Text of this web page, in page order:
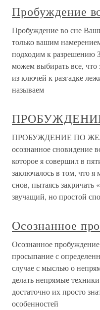
Пробуждение
Пробуждение во сне
только вашим
подходим к разрешению
можем выбирать все, что
из ключей к разгадке
называем
ПРОБУЖДЕНИЕ ПО
осознанное сновидение
которое я совершил в
заключалось в том, что
снов, пытаясь
звучащий, но простой
Осознанное
Осознанное
просыпание с
случае с мыслью о
делать непрямые
достаточно их просто
особенностей